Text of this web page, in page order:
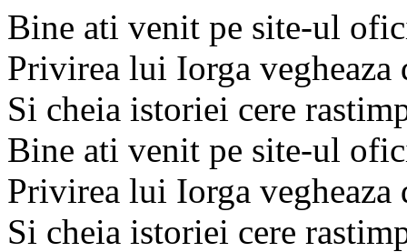
Bine ati venit pe site-ul
Privirea lui Iorga
Si cheia istoriei cere
Bine ati venit pe site-ul
Privirea lui Iorga
Si cheia istoriei cere